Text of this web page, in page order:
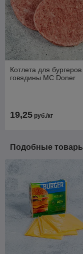
Котлета для бургеров
говядины MC Doner
19,25 руб./кг
Подобные